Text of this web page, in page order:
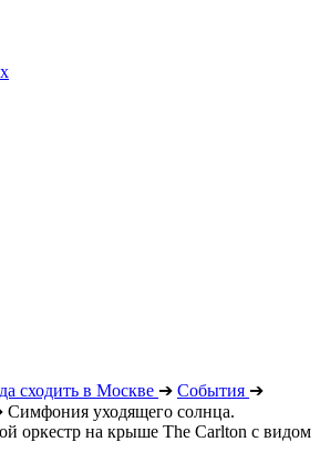
сходить в Москве ➔ События ➔
Симфония уходящего солнца.
оркестр на крыше The Carlton с видом